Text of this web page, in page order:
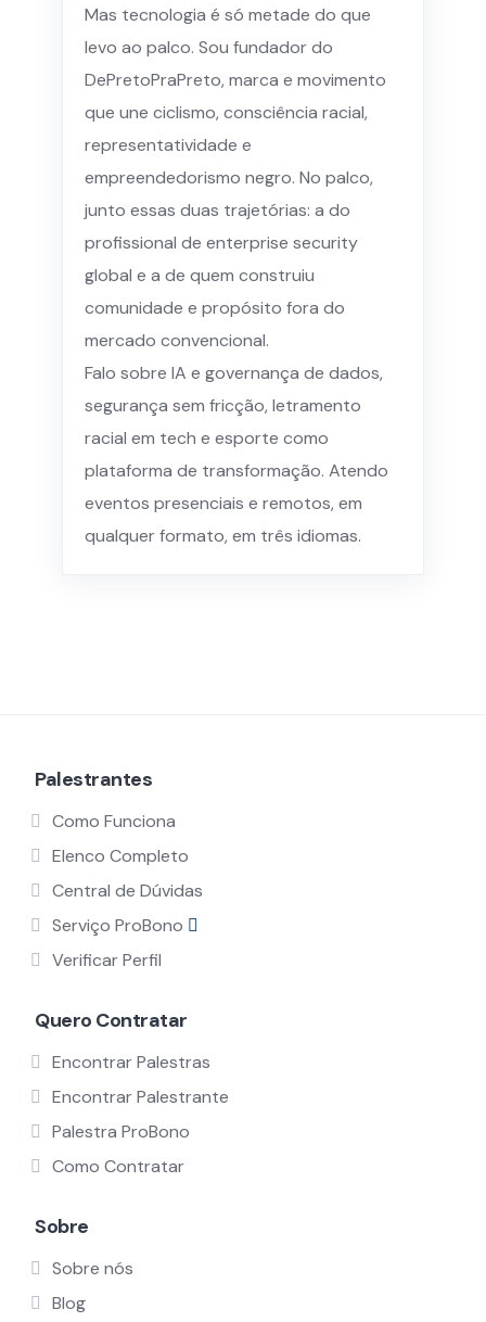
Mas tecnologia é só metade do que
levo ao palco. Sou fundador do
DePretoPraPreto, marca e movimento
que une ciclismo, consciência racial,
representatividade e
empreendedorismo negro. No palco,
junto essas duas trajetórias: a do
profissional de enterprise security
global e a de quem construiu
comunidade e propósito fora do
mercado convencional.
Falo sobre IA e governança de dados,
segurança sem fricção, letramento
racial em tech e esporte como
plataforma de transformação. Atendo
eventos presenciais e remotos, em
qualquer formato, em três idiomas.
Palestrantes
Como Funciona
Elenco Completo
Central de Dúvidas
Serviço ProBono
Verificar Perfil
Quero Contratar
Encontrar Palestras
Encontrar Palestrante
Palestra ProBono
Como Contratar
Sobre
Sobre nós
Blog